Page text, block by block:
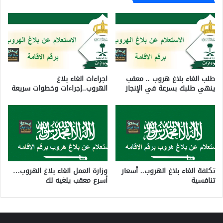
طلب الغاء بلاغ هروب .. معقب
ينهي طلبك بسرعة في الإنجاز
اجراءات الغاء بلاغ
الهروب..إجراءات وخطوات سريعة
تكلفة الغاء بلاغ الهروب.. أسعار
تنافسية
وزارة العمل الغاء بلاغ الهروب…
أسرع معقب يلغيه لك